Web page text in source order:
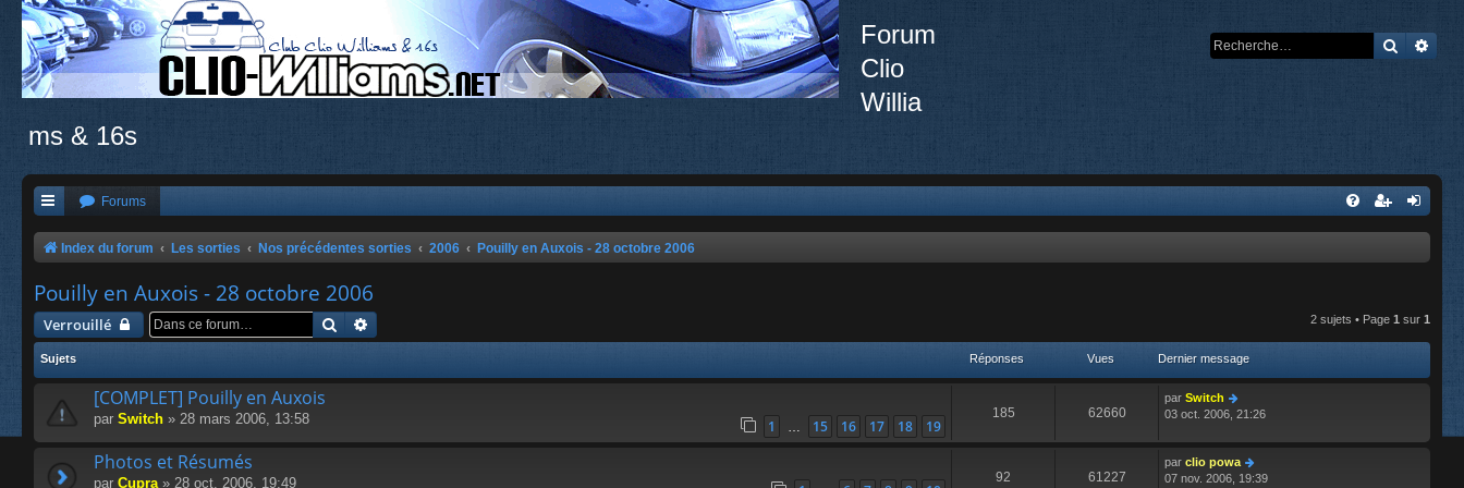
Forum
Clio
Willia
ms & 16s
Forums
Index du forum Les sorties Nos précédentes sorties 2006 Pouilly en Auxois - 28 octobre 2006
Pouilly en Auxois - 28 octobre 2006
Verrouillé Rechercher 2 sujets • Page 1 sur 1
Sujets Réponses Vues Dernier message
[COMPLET] Pouilly en Auxois
par Switch » 28 mars 2006, 13:58 1 … 15 16 17 18 19
185 62660
par Switch
03 oct. 2006, 21:26
Photos et Résumés
par Cupra» 28 oct. 2006, 19:49 92 61227
par clio powa
07 nov. 2006, 19:39